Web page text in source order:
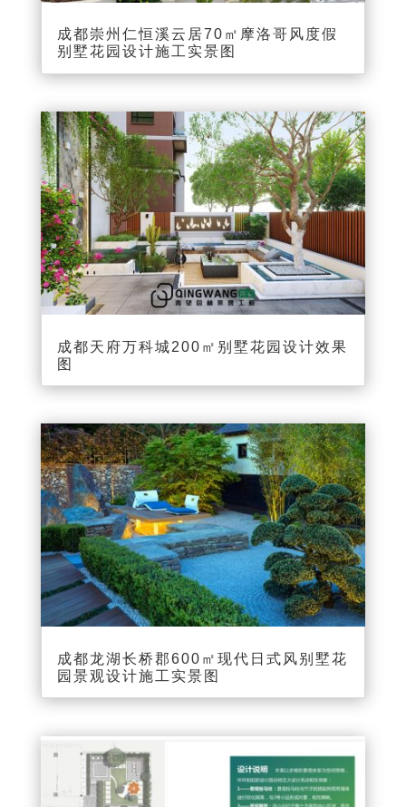
成都崇州仁恒溪云居70㎡摩洛哥风度假
别墅花园设计施工实景图
成都天府万科城200㎡别墅花园设计效果
图
成都龙湖长桥郡600㎡现代日式风别墅花
园景观设计施工实景图